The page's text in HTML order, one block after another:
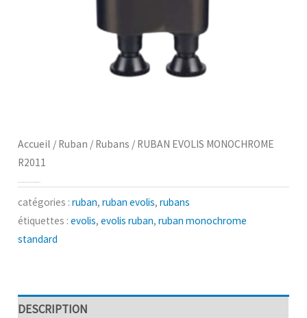
Accueil / Ruban / Rubans / RUBAN EVOLIS MONOCHROME
R2011
RUBAN EVOLIS MONOCHROME R2011
catégories :ruban,ruban evolis,rubans
étiquettes :evolis,evolis ruban,ruban monochrome
standard
DESCRIPTION